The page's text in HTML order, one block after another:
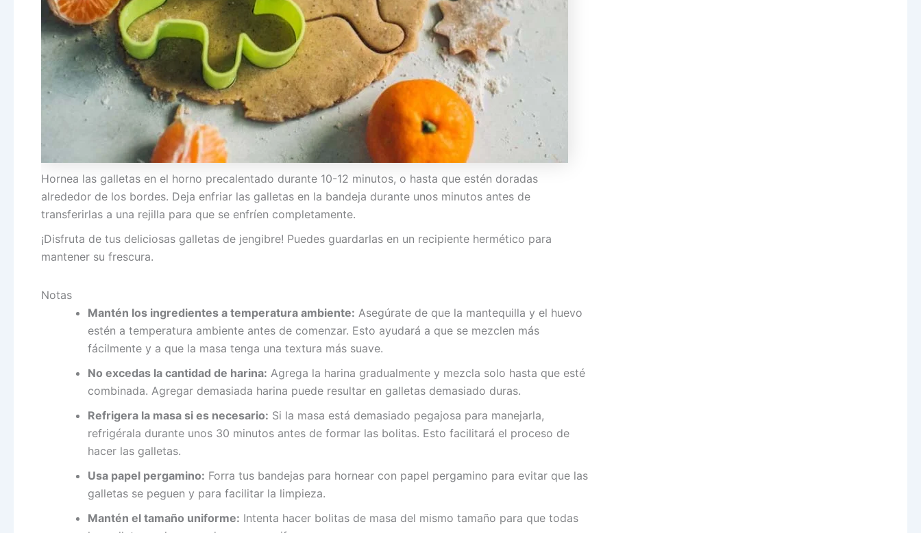
Hornea las galletas en el horno precalentado durante 10-12 minutos, o hasta que estén doradas
alrededor de los bordes. Deja enfriar las galletas en la bandeja durante unos minutos antes de
transferirlas a una rejilla para que se enfríen completamente.
¡Disfruta de tus deliciosas galletas de jengibre! Puedes guardarlas en un recipiente hermético para
mantener su frescura.
Notas
Mantén los ingredientes a temperatura ambiente: Asegúrate de que la mantequilla y el huevo
estén a temperatura ambiente antes de comenzar. Esto ayudará a que se mezclen más
fácilmente y a que la masa tenga una textura más suave.
No excedas la cantidad de harina: Agrega la harina gradualmente y mezcla solo hasta que esté
combinada. Agregar demasiada harina puede resultar en galletas demasiado duras.
Refrigera la masa si es necesario: Si la masa está demasiado pegajosa para manejarla,
refrigérala durante unos 30 minutos antes de formar las bolitas. Esto facilitará el proceso de
hacer las galletas.
Usa papel pergamino: Forra tus bandejas para hornear con papel pergamino para evitar que las
galletas se peguen y para facilitar la limpieza.
Mantén el tamaño uniforme: Intenta hacer bolitas de masa del mismo tamaño para que todas